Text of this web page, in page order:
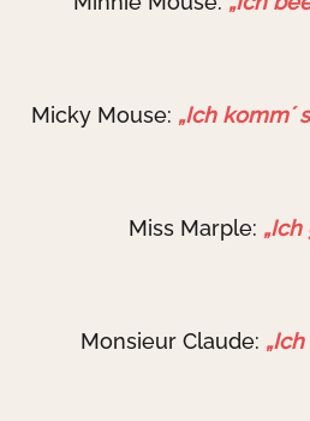
Micky Mouse: „Ich komm´
Miss Marple: „Ich
Monsieur Claude: